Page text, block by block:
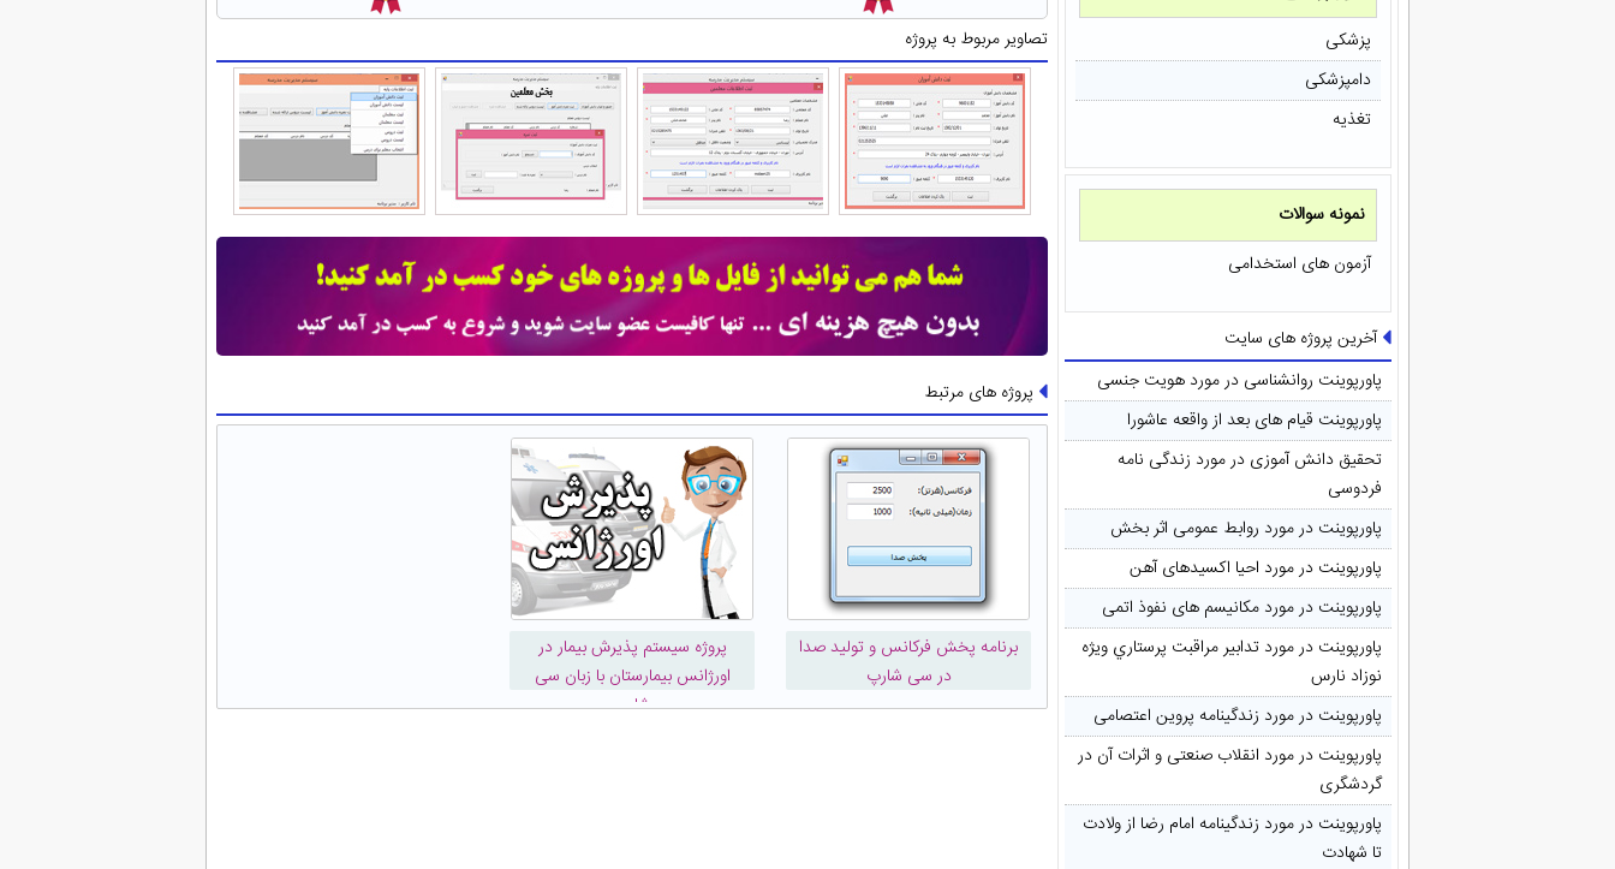
پزشکی
دامپزشکی
تغذیه
نمونه سوالات
آزمون های استخدامی
آخرین پروژه های سایت
پاورپوینت روانشناسی در مورد هویت جنسی
پاورپوینت قیام های بعد از واقعه عاشورا
تحقیق دانش آموزی در مورد زندگی نامه
فردوسی
پاورپوینت در مورد روابط عمومی اثر بخش
پاورپوینت در مورد احیا اکسیدهای آهن
پاورپوینت در مورد مکانیسم های نفوذ اتمی
پاورپوینت در مورد تدابیر مراقبت پرستاري ويژه
نوزاد نارس
پاورپوینت در مورد زندگینامه پروین اعتصامی
پاورپوینت در مورد انقلاب صنعتی و اثرات آن در
گردشگری
پاورپوینت در مورد زندگینامه امام رضا از ولادت
تا شهادت
تصاویر مربوط به پروژه
پروژه های مرتبط
برنامه پخش فرکانس و تولید صدا
در سی شارپ
پروژه سیستم پذیرش بیمار در
اورژانس بیمارستان با زبان سی
شارپ